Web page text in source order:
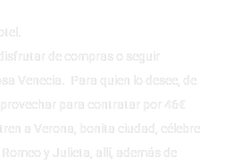
de compras o seguir
Venecia. Para quien lo desee, de
para contratar por 46€
a Verona, bonita ciudad, célebre
y Julieta, allí, además de